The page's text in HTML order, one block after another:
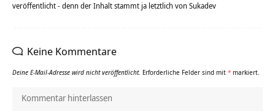
veröffentlicht - denn der Inhalt stammt ja letztlich von Sukadev
Keine Kommentare
Deine E-Mail-Adresse wird nicht veröffentlicht. Erforderliche Felder sind mit * markiert.